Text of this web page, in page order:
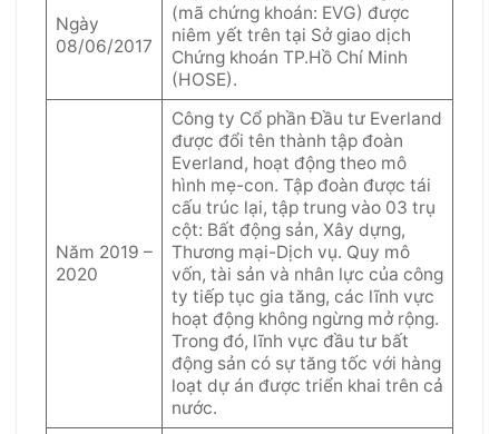
Ngày
08/06/2017
(mã chứng khoán: EVG) được
niêm yết trên tại Sở giao dịch
Chứng khoán TP.Hồ Chí Minh
(HOSE).
Năm 2019 –
2020
Công ty Cổ phần Đầu tư Everland
được đổi tên thành tập đoàn
Everland, hoạt động theo mô
hình mẹ-con. Tập đoàn được tái
cấu trúc lại, tập trung vào 03 trụ
cột: Bất động sản, Xây dựng,
Thương mại-Dịch vụ. Quy mô
vốn, tài sản và nhân lực của công
ty tiếp tục gia tăng, các lĩnh vực
hoạt động không ngừng mở rộng.
Trong đó, lĩnh vực đầu tư bất
động sản có sự tăng tốc với hàng
loạt dự án được triển khai trên cả
nước.